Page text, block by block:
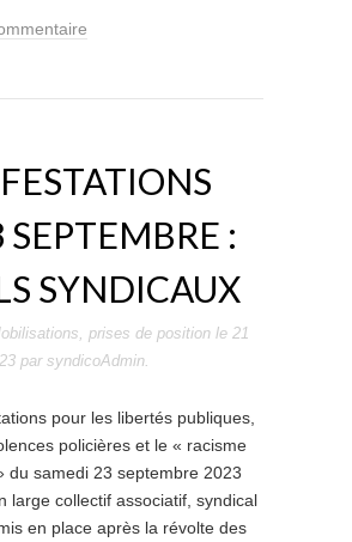
SEPTEMBRE :
SYNDICAUX
, prises de position le 21
par syndicoAdmin.
pour les libertés publiques,
policières et le « racisme
du samedi 23 septembre 2023
large collectif associatif, syndical
en place après la révolte des